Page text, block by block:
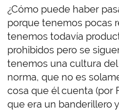
¿Cómo puede haber
porque tenemos pocas
tenemos todavía
prohibidos pero se
tenemos una cultura
norma, que no es
cosa que él cuenta (por
que era un banderillero